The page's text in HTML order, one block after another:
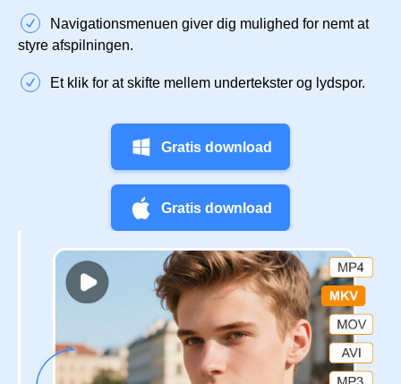
Navigationsmenuen giver dig mulighed for nemt at
styre afspilningen.
Et klik for at skifte mellem undertekster og lydspor.
Gratis download
Gratis download